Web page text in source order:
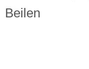
Beilen